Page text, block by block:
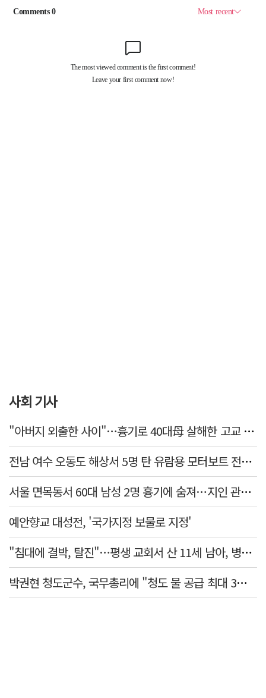
사회 기사
"아버지 외출한 사이"…흉기로 40대母 살해한 고교 자퇴생, 구속 기로에
전남 여수 오동도 해상서 5명 탄 유람용 모터보트 전복…2명 숨져
서울 면목동서 60대 남성 2명 흉기에 숨져…지인 관계로 추정
예안향교 대성전, '국가지정 보물로 지정'
"침대에 결박, 탈진"…평생 교회서 산 11세 남아, 병원 이송 끝 숨져
박권현 청도군수, 국무총리에 "청도 물 공급 최대 3만t 늘려달라"